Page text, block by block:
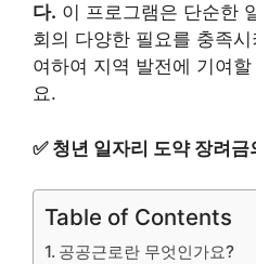
다. 이 프로그램은 단순한
회의 다양한 필요를 충족
여하여 지역 발전에 기여
요.
✅ 청년 일자리 도약 장려
Table of Contents
공공근로란 무엇인가요?